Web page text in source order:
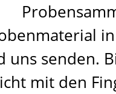
uns senden.
mit den